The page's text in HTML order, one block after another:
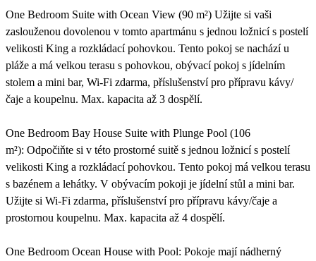
One Bedroom Suite with Ocean View (90 m²) Užijte si vaši
zaslouženou dovolenou v tomto apartmánu s jednou ložnicí s postelí
velikosti King a rozkládací pohovkou. Tento pokoj se nachází u
pláže a má velkou terasu s pohovkou, obývací pokoj s jídelním
stolem a mini bar, Wi-Fi zdarma, příslušenství pro přípravu kávy/
čaje a koupelnu. Max. kapacita až 3 dospělí.
One Bedroom Bay House Suite with Plunge Pool (106
m²): Odpočiňte si v této prostorné suitě s jednou ložnicí s postelí
velikosti King a rozkládací pohovkou. Tento pokoj má velkou terasu
s bazénem a lehátky. V obývacím pokoji je jídelní stůl a mini bar.
Užijte si Wi-Fi zdarma, příslušenství pro přípravu kávy/čaje a
prostornou koupelnu. Max. kapacita až 4 dospělí.
One Bedroom Ocean House with Pool: Pokoje mají nádherný